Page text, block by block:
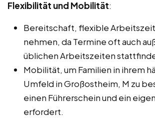
Flexibilität und Mobilität:
Bereitschaft, flexible
nehmen, da Termine oft auch
üblichen Arbeitszeiten
Mobilität, um Familien in ihrem
Umfeld in Großostheim, M zu
einen Führerschein und ein
erfordert.